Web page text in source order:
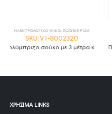
ΗΛΕΚΤΡΟΛΟΓΙΚΟ ΥΛΙΚΟ,ΠΟΛΥΜΠΡΙΖΑ
SKU: MTN-76091
ΧΡΉΣΙΜΑ LINKS